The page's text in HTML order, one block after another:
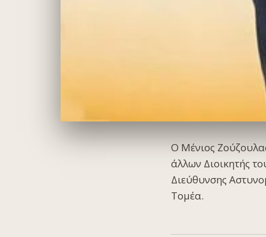
Ο Μένιος
άλλων Διοικητής
Διεύθυνσης
Τομέα.